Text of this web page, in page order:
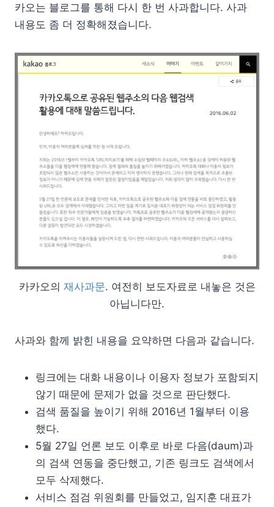
카오는 블로그를 통해 다시 한 번 사과합니다. 사과
내용도 좀 더 정확해졌습니다.
카카오의 재사과문. 여전히 보도자료로 내놓은 것은
아닙니다만.
사과와 함께 밝힌 내용을 요약하면 다음과 같습니다.
링크에는 대화 내용이나 이용자 정보가 포함되지
않기 때문에 문제가 없을 것으로 판단했다.
검색 품질을 높이기 위해 2016년 1월부터 이용
했다.
5월 27일 언론 보도 이후로 바로 다음(daum)과
의 검색 연동을 중단했고, 기존 링크도 검색에서
모두 삭제했다.
서비스 점검 위원회를 만들었고, 임지훈 대표가